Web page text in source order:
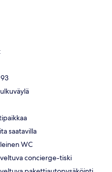
saatavilla
WC
concierge-tiski